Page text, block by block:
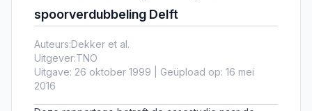
spoorverdubbeling Delft
Auteurs:Dekker et al.
Uitgever:TNO
Uitgave: 26 oktober 1999 | Geüpload op: 16 mei
2016